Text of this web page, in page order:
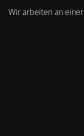
Wir arbeiten an